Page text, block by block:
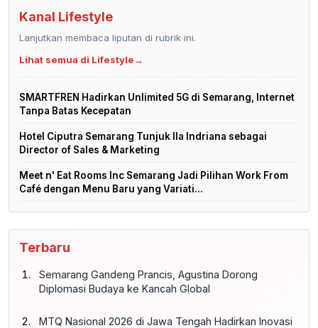
Kanal Lifestyle
Lanjutkan membaca liputan di rubrik ini.
Lihat semua di Lifestyle→
SMARTFREN Hadirkan Unlimited 5G di Semarang, Internet
Tanpa Batas Kecepatan
Hotel Ciputra Semarang Tunjuk Ila Indriana sebagai
Director of Sales & Marketing
Meet n' Eat Rooms Inc Semarang Jadi Pilihan Work From
Café dengan Menu Baru yang Variati...
Terbaru
Semarang Gandeng Prancis, Agustina Dorong
Diplomasi Budaya ke Kancah Global
MTQ Nasional 2026 di Jawa Tengah Hadirkan Inovasi